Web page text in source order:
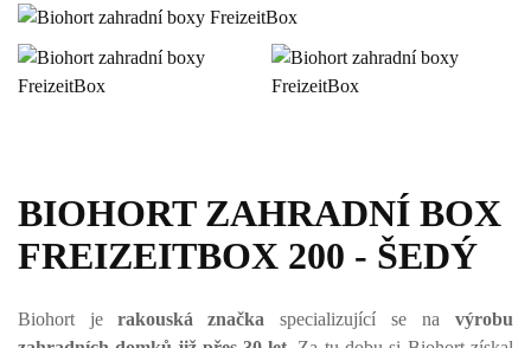
BIOHORT ZAHRADNÍ BOX
FREIZEITBOX 200 - ŠEDÝ
Biohort je rakouská značka specializující se na výrobu